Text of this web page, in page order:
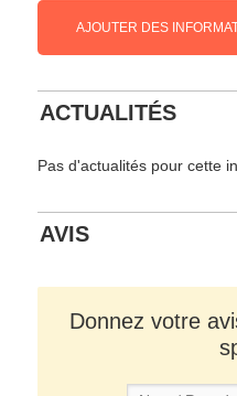
AJOUTER DES
ACTUALITÉS
Pas d'actualités pour cette
AVIS
Donnez votre